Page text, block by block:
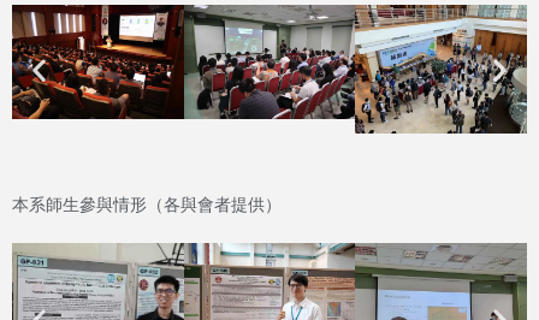
本系師生參與情形（各與會者提供）